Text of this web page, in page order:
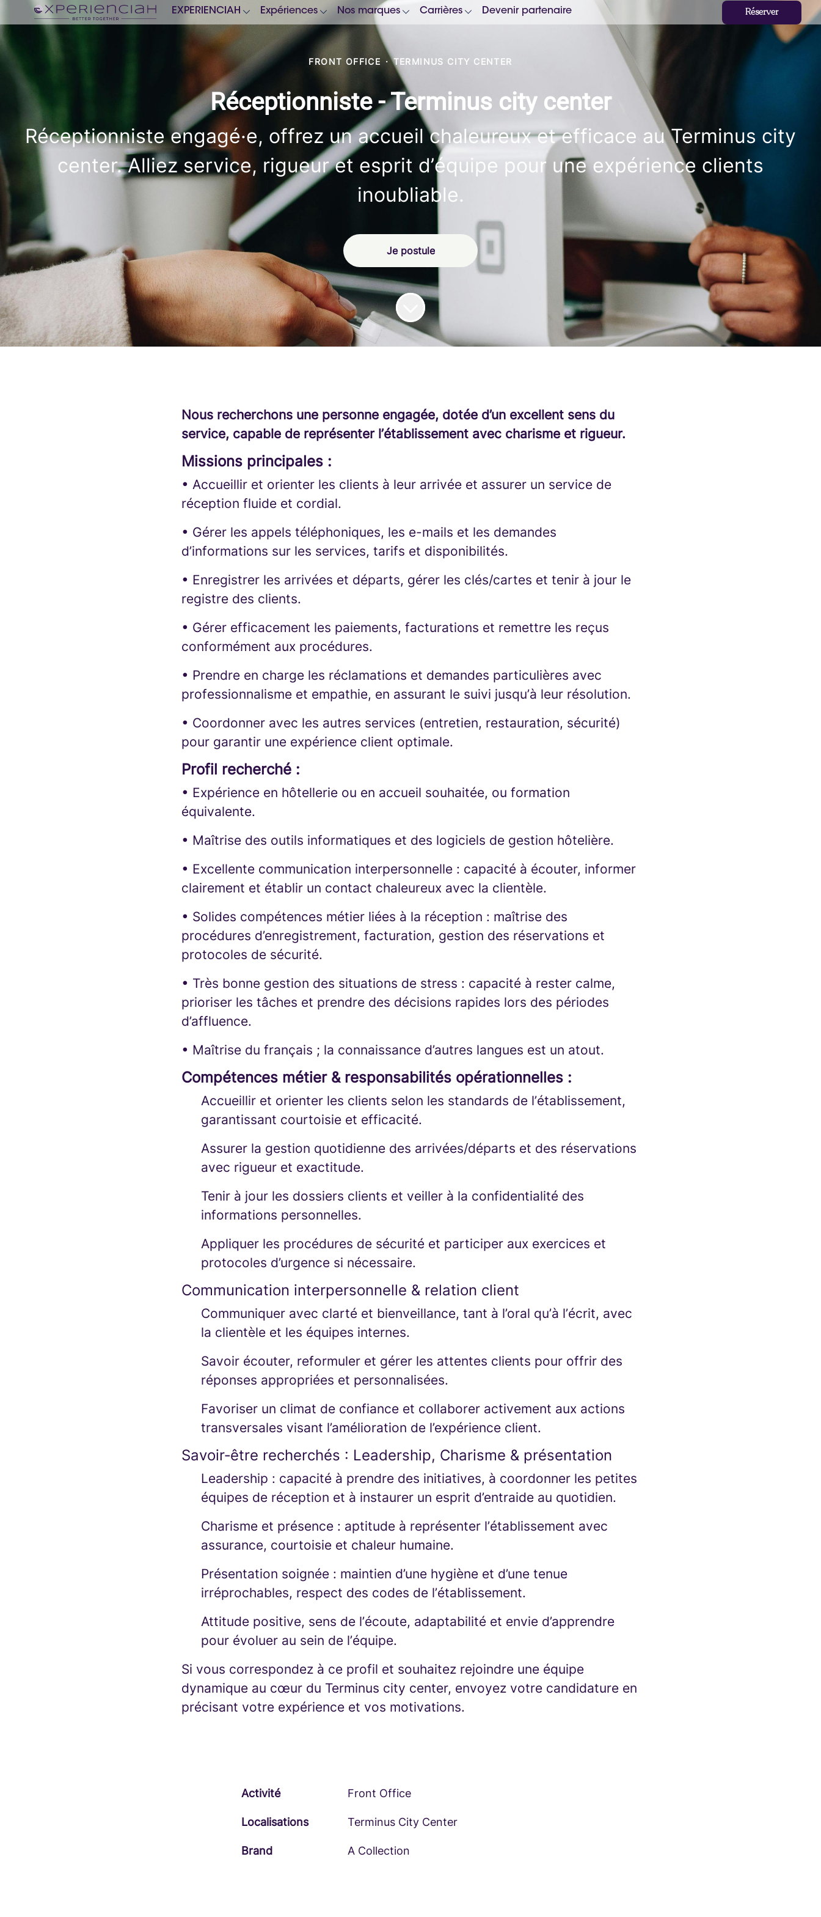
FRONT OFFICE · TERMINUS CITY CENTER
Réceptionniste - Terminus city center
Réceptionniste engagé·e, offrez un accueil chaleureux et efficace au Terminus city
center. Alliez service, rigueur et esprit d’équipe pour une expérience clients
inoubliable.
Je postule
Nous recherchons une personne engagée, dotée d’un excellent sens du
service, capable de représenter l’établissement avec charisme et rigueur.
Missions principales :
• Accueillir et orienter les clients à leur arrivée et assurer un service de
réception fluide et cordial.
• Gérer les appels téléphoniques, les e-mails et les demandes
d’informations sur les services, tarifs et disponibilités.
• Enregistrer les arrivées et départs, gérer les clés/cartes et tenir à jour le
registre des clients.
• Gérer efficacement les paiements, facturations et remettre les reçus
conformément aux procédures.
• Prendre en charge les réclamations et demandes particulières avec
professionnalisme et empathie, en assurant le suivi jusqu’à leur résolution.
• Coordonner avec les autres services (entretien, restauration, sécurité)
pour garantir une expérience client optimale.
Profil recherché :
• Expérience en hôtellerie ou en accueil souhaitée, ou formation
équivalente.
• Maîtrise des outils informatiques et des logiciels de gestion hôtelière.
• Excellente communication interpersonnelle : capacité à écouter, informer
clairement et établir un contact chaleureux avec la clientèle.
• Solides compétences métier liées à la réception : maîtrise des
procédures d’enregistrement, facturation, gestion des réservations et
protocoles de sécurité.
• Très bonne gestion des situations de stress : capacité à rester calme,
prioriser les tâches et prendre des décisions rapides lors des périodes
d’affluence.
• Maîtrise du français ; la connaissance d’autres langues est un atout.
Compétences métier & responsabilités opérationnelles :
Accueillir et orienter les clients selon les standards de l’établissement,
garantissant courtoisie et efficacité.
Assurer la gestion quotidienne des arrivées/départs et des réservations
avec rigueur et exactitude.
Tenir à jour les dossiers clients et veiller à la confidentialité des
informations personnelles.
Appliquer les procédures de sécurité et participer aux exercices et
protocoles d’urgence si nécessaire.
Communication interpersonnelle & relation client
Communiquer avec clarté et bienveillance, tant à l’oral qu’à l’écrit, avec
la clientèle et les équipes internes.
Savoir écouter, reformuler et gérer les attentes clients pour offrir des
réponses appropriées et personnalisées.
Favoriser un climat de confiance et collaborer activement aux actions
transversales visant l’amélioration de l’expérience client.
Savoir‑être recherchés : Leadership, Charisme & présentation
Leadership : capacité à prendre des initiatives, à coordonner les petites
équipes de réception et à instaurer un esprit d’entraide au quotidien.
Charisme et présence : aptitude à représenter l’établissement avec
assurance, courtoisie et chaleur humaine.
Présentation soignée : maintien d’une hygiène et d’une tenue
irréprochables, respect des codes de l’établissement.
Attitude positive, sens de l’écoute, adaptabilité et envie d’apprendre
pour évoluer au sein de l’équipe.
Si vous correspondez à ce profil et souhaitez rejoindre une équipe
dynamique au cœur du Terminus city center, envoyez votre candidature en
précisant votre expérience et vos motivations.
Activité Front Office
Localisations Terminus City Center
Brand A Collection
EXPERIENCIAH Expériences Nos marques Carrières Devenir partenaire Réserver